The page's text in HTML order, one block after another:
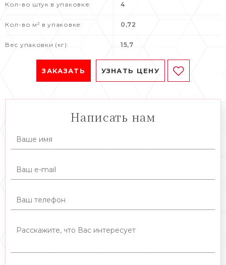
Кол-во штук в упаковке: 4
Кол-во м² в упаковке: 0,72
Вес упаковки (кг): 15,7
ЗАКАЗАТЬ УЗНАТЬ ЦЕНУ
Написать нам